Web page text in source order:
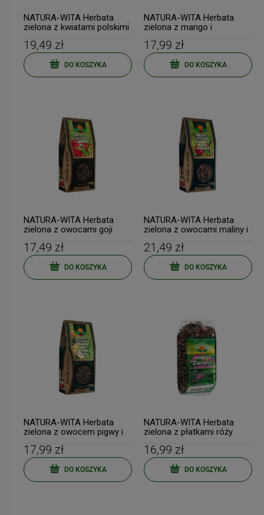
NATURA-WITA Herbata
zielona z kwiatami polskimi
19,49 zł
DO KOSZYKA
NATURA-WITA Herbata
zielona z mango i
17,99 zł
DO KOSZYKA
NATURA-WITA Herbata
zielona z owocami goji
17,49 zł
DO KOSZYKA
NATURA-WITA Herbata
zielona z owocami maliny i
21,49 zł
DO KOSZYKA
NATURA-WITA Herbata
zielona z owocem pigwy i
17,99 zł
DO KOSZYKA
NATURA-WITA Herbata
zielona z płatkami róży
16,99 zł
DO KOSZYKA